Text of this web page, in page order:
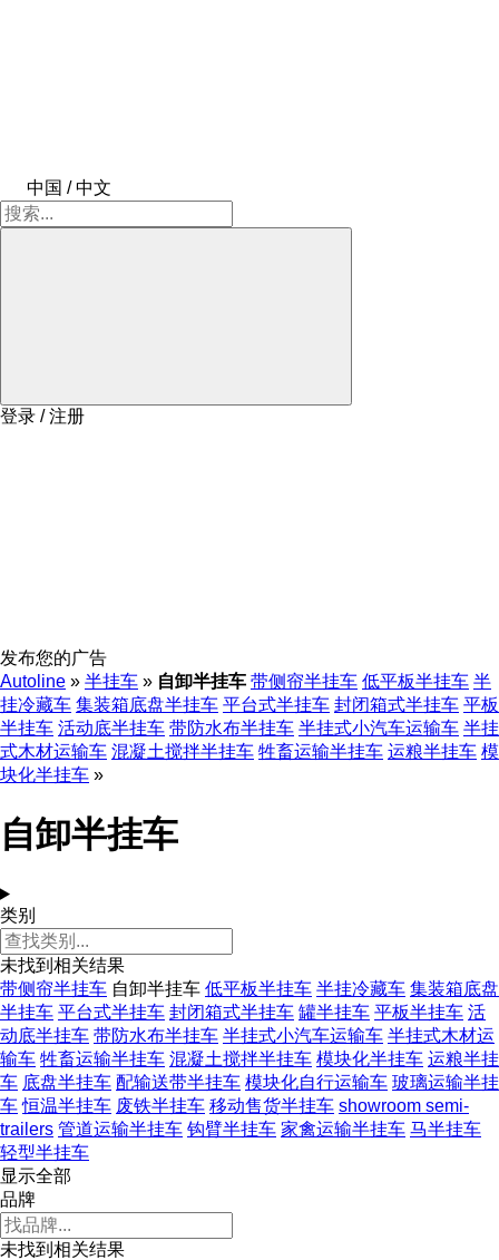
中国 / 中文
登录 / 注册
发布您的广告
Autoline » 半挂车 » 自卸半挂车 带侧帘半挂车 低平板半挂车 半
挂冷藏车 集装箱底盘半挂车 平台式半挂车 封闭箱式半挂车 平板
半挂车 活动底半挂车 带防水布半挂车 半挂式小汽车运输车 半挂
式木材运输车 混凝土搅拌半挂车 牲畜运输半挂车 运粮半挂车 模
块化半挂车 »
自卸半挂车
类别
未找到相关结果
带侧帘半挂车 自卸半挂车 低平板半挂车 半挂冷藏车 集装箱底盘
半挂车 平台式半挂车 封闭箱式半挂车 罐半挂车 平板半挂车 活
动底半挂车 带防水布半挂车 半挂式小汽车运输车 半挂式木材运
输车 牲畜运输半挂车 混凝土搅拌半挂车 模块化半挂车 运粮半挂
车 底盘半挂车 配输送带半挂车 模块化自行运输车 玻璃运输半挂
车 恒温半挂车 废铁半挂车 移动售货半挂车 showroom semi-
trailers 管道运输半挂车 钩臂半挂车 家禽运输半挂车 马半挂车
轻型半挂车
显示全部
品牌
未找到相关结果